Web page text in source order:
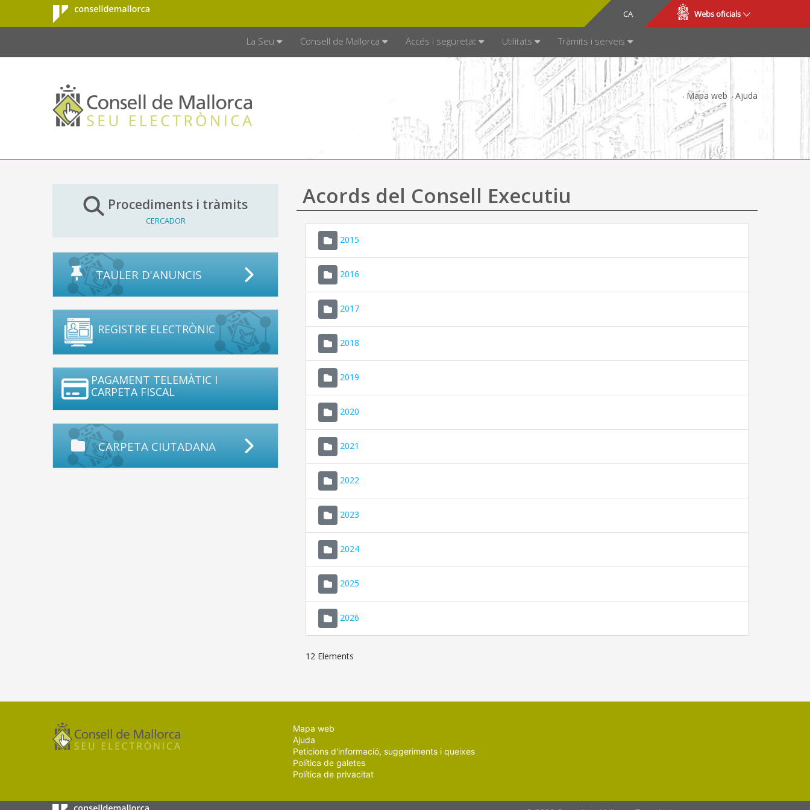
Salta al contingut principal
Consell de
Mallorca
CA
ES Webs oficials
La Seu Consell de Mallorca Accés i seguretat Utilitats Tràmits i serveis
Mapa web Ajuda
Procediments i tràmits
CERCADOR
TAULER D'ANUNCIS
REGISTRE ELECTRÒNIC
PAGAMENT TELEMÀTIC I
CARPETA FISCAL
CARPETA CIUTADANA
Acords del Consell Executiu
2015
2016
2017
2018
2019
2020
2021
2022
2023
2024
2025
2026
12 Elements
Mapa web
Ajuda
Peticions d'informació, suggeriments i queixes
Política de galetes
Política de privacitat